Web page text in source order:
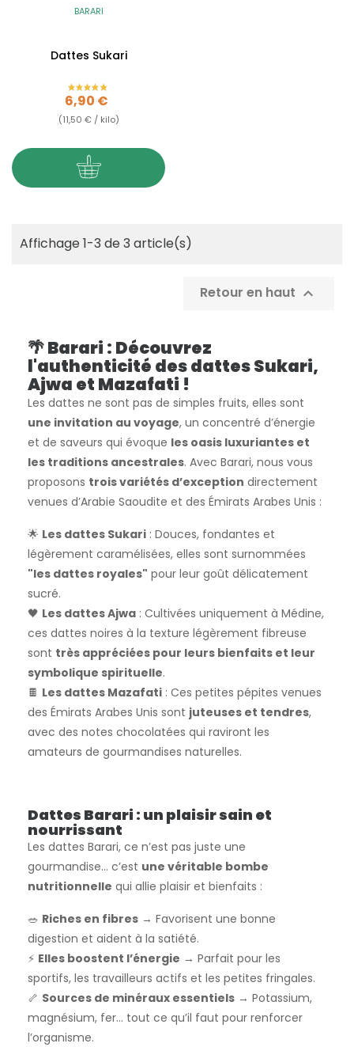
BARARI
Dattes Sukari
Prix
6,90 €
(11,50 € / kilo)
Affichage 1-3 de 3 article(s)
Retour en haut 
🌴 Barari : Découvrez
l'authenticité des dattes Sukari,
Ajwa et Mazafati !
Les dattes ne sont pas de simples fruits, elles sont
une invitation au voyage, un concentré d’énergie
et de saveurs qui évoque les oasis luxuriantes et
les traditions ancestrales. Avec Barari, nous vous
proposons trois variétés d’exception directement
venues d’Arabie Saoudite et des Émirats Arabes Unis :
🌟 Les dattes Sukari : Douces, fondantes et
légèrement caramélisées, elles sont surnommées
"les dattes royales" pour leur goût délicatement
sucré.
🖤 Les dattes Ajwa : Cultivées uniquement à Médine,
ces dattes noires à la texture légèrement fibreuse
sont très appréciées pour leurs bienfaits et leur
symbolique spirituelle.
🍫 Les dattes Mazafati : Ces petites pépites venues
des Émirats Arabes Unis sont juteuses et tendres,
avec des notes chocolatées qui raviront les
amateurs de gourmandises naturelles.
Dattes Barari : un plaisir sain et
nourrissant
Les dattes Barari, ce n’est pas juste une
gourmandise… c’est une véritable bombe
nutritionnelle qui allie plaisir et bienfaits :
🥗 Riches en fibres → Favorisent une bonne
digestion et aident à la satiété.
⚡ Elles boostent l’énergie → Parfait pour les
sportifs, les travailleurs actifs et les petites fringales.
🦴 Sources de minéraux essentiels → Potassium,
magnésium, fer… tout ce qu’il faut pour renforcer
l’organisme.